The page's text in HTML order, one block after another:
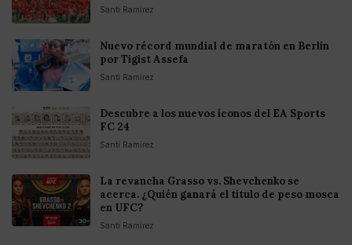
Santi Ramirez
Nuevo récord mundial de maratón en Berlín
por Tigist Assefa
Santi Ramirez
Descubre a los nuevos íconos del EA Sports
FC 24
Santi Ramirez
La revancha Grasso vs. Shevchenko se
acerca. ¿Quién ganará el título de peso mosca
en UFC?
Santi Ramirez